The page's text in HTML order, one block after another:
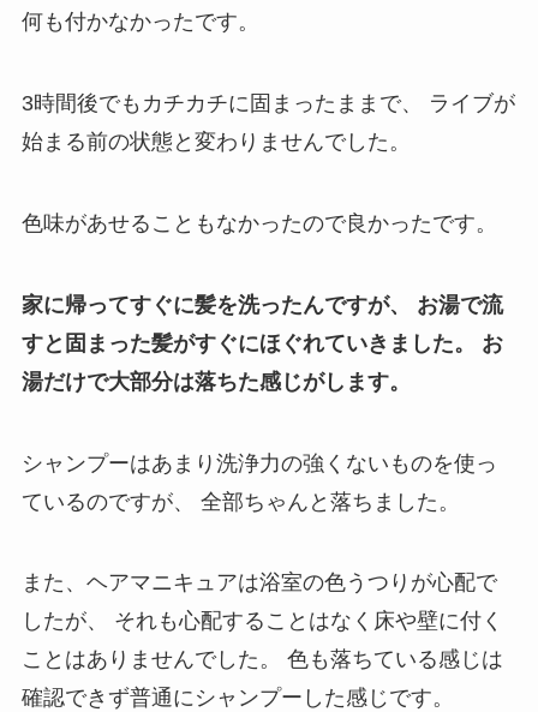
何も付かなかったです。
3時間後でもカチカチに固まったままで、
ライブが
始まる前の状態と変わりませんでした。
色味があせることもなかったので良かったです。
家に帰ってすぐに髪を洗ったんですが、
お湯で流
すと固まった髪がすぐにほぐれていきました。
お
湯だけで大部分は落ちた感じがします。
シャンプーはあまり洗浄力の強くないものを使っ
ているのですが、
全部ちゃんと落ちました。
また、ヘアマニキュアは浴室の色うつりが心配で
したが、
それも心配することはなく床や壁に付く
ことはありませんでした。
色も落ちている感じは
確認できず普通にシャンプーした感じです。